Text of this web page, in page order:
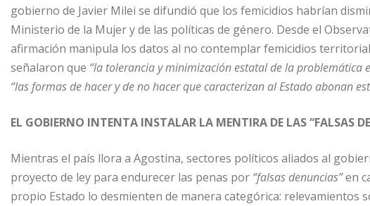
gobierno de Javier Milei se difundió que los femicidios habrían
Ministerio de la Mujer y de las políticas de género. Desde el
afirmación manipula los datos al no contemplar femicidios
señalaron que “la tolerancia y minimización estatal de la problemática
“las formas de hacer y de no hacer que caracterizan al Estado abonan
EL GOBIERNO INTENTA INSTALAR LA MENTIRA DE LAS “FALSAS
Mientras el país llora a Agostina, sectores políticos aliados al
proyecto de ley para endurecer las penas por “falsas denuncias”en
propio Estado lo desmienten de manera categórica: relevamientos